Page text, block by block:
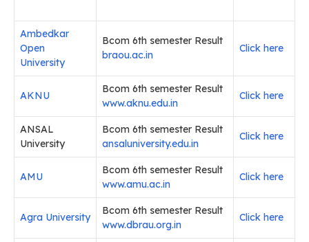
Ambedkar
Open
University
Bcom 6th semester Result
braou.ac.in
Click here
AKNU
Bcom 6th semester Result
www.aknu.edu.in
Click here
ANSAL
University
Bcom 6th semester Result
ansaluniversity.edu.in
Click here
AMU
Bcom 6th semester Result
www.amu.ac.in
Click here
Agra University
Bcom 6th semester Result
www.dbrau.org.in
Click here